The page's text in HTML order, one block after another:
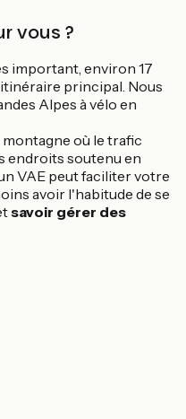
vous ?
important, environ 17
principal. Nous
Alpes à vélo en
montagne où le trafic
endroits soutenu en
VAE peut faciliter votre
avoir l'habitude de se
savoir gérer des